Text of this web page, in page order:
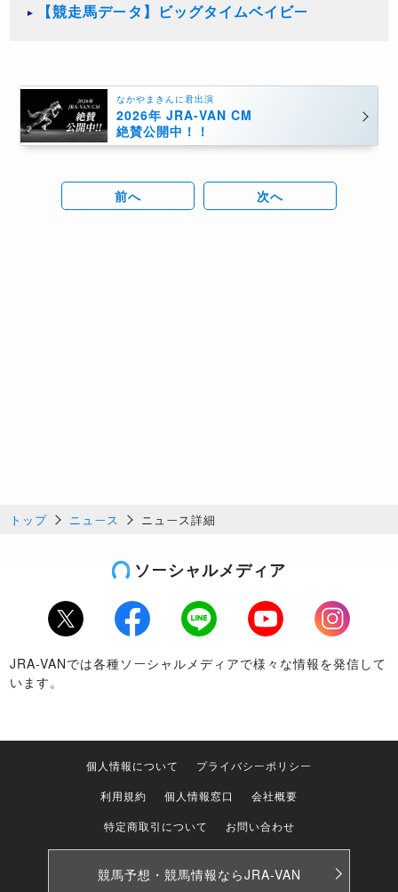
【競走馬データ】ビッグタイムベイビー
なかやまきんに君出演
2026年 JRA-VAN CM
絶賛公開中！！
前へ 次へ
トップ ニュース ニュース詳細
ソーシャルメディア
Twitter Facebook LINE Youtube
Instagram
JRA-VANでは各種ソーシャルメディアで様々な情報を発信して
います。
個人情報について
プライバシーポリシー
利用規約
個人情報窓口
会社概要
特定商取引について
お問い合わせ
競馬予想・競馬情報ならJRA-VAN